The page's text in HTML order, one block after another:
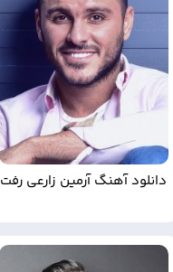
دانلود آهنگ آرمین زارعی رفت